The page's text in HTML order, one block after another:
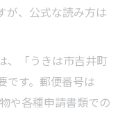
が、公式な読み方は
、「うきは市吉井町
です。郵便番号は
や各種申請書類での